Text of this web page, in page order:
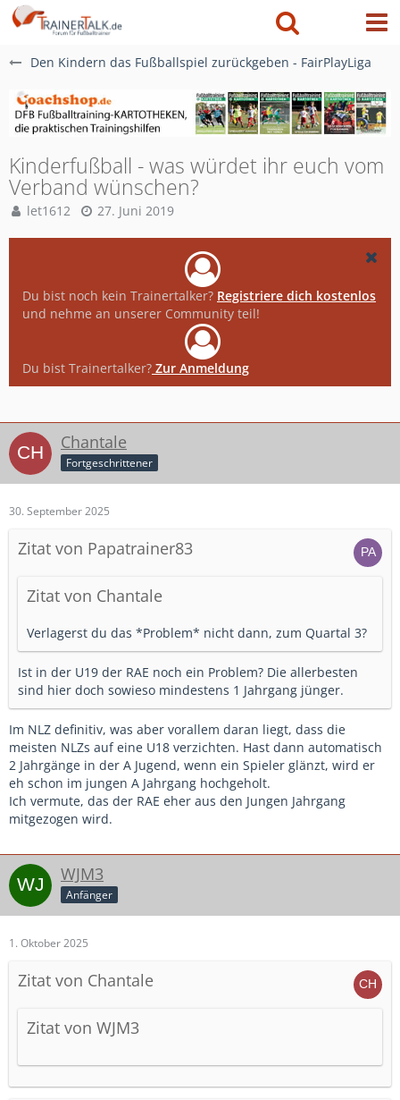
Den Kindern das Fußballspiel zurückgeben - FairPlayLiga
Kinderfußball - was würdet ihr euch vom
Verband wünschen?
let1612 27. Juni 2019
Du bist noch kein Trainertalker? Registriere dich kostenlos
und nehme an unserer Community teil!
Du bist Trainertalker? Zur Anmeldung
Chantale
Fortgeschrittener
30. September 2025
Zitat von Papatrainer83
Zitat von Chantale
Verlagerst du das *Problem* nicht dann, zum Quartal 3?
Ist in der U19 der RAE noch ein Problem? Die allerbesten
sind hier doch sowieso mindestens 1 Jahrgang jünger.
Im NLZ definitiv, was aber vorallem daran liegt, dass die
meisten NLZs auf eine U18 verzichten. Hast dann automatisch
2 Jahrgänge in der A Jugend, wenn ein Spieler glänzt, wird er
eh schon im jungen A Jahrgang hochgeholt.
Ich vermute, das der RAE eher aus den Jungen Jahrgang
mitgezogen wird.
WJM3
Anfänger
1. Oktober 2025
Zitat von Chantale
Zitat von WJM3